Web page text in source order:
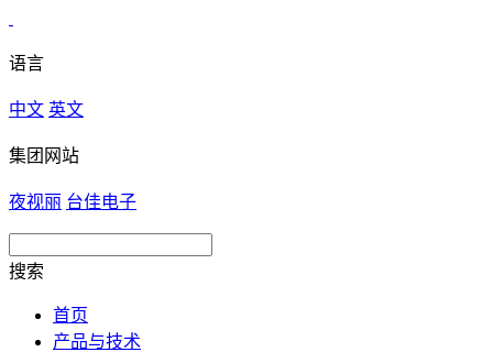
语言
中文 英文
集团网站
夜视丽 台佳电子
搜索
首页
产品与技术